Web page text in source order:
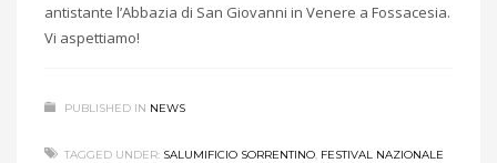
antistante l’Abbazia di San Giovanni in Venere a Fossacesia.
Vi aspettiamo!
PUBLISHED IN NEWS
TAGGED UNDER: SALUMIFICIO SORRENTINO, FESTIVAL NAZIONALE